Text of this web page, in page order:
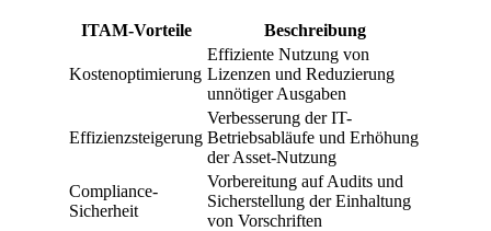
ITAM-Vorteile Beschreibung
Kostenoptimierung
Effiziente Nutzung von
Lizenzen und Reduzierung
unnötiger Ausgaben
Effizienzsteigerung
Verbesserung der IT-
Betriebsabläufe und Erhöhung
der Asset-Nutzung
Compliance-
Sicherheit
Vorbereitung auf Audits und
Sicherstellung der Einhaltung
von Vorschriften